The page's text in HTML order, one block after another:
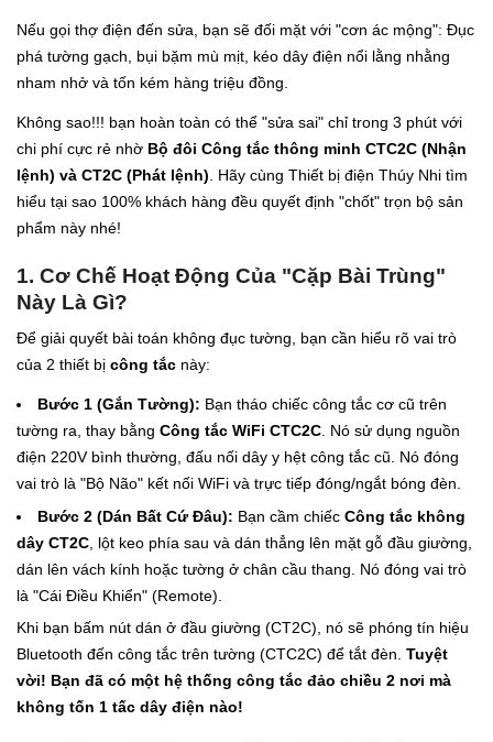
Nếu gọi thợ điện đến sửa, bạn sẽ đối mặt với "cơn ác mộng": Đục
phá tường gạch, bụi bặm mù mịt, kéo dây điện nổi lằng nhằng
nham nhở và tốn kém hàng triệu đồng.
Không sao!!! bạn hoàn toàn có thể "sửa sai" chỉ trong 3 phút với
chi phí cực rẻ nhờ Bộ đôi Công tắc thông minh CTC2C (Nhận
lệnh) và CT2C (Phát lệnh) . Hãy cùng Thiết bị điện Thúy Nhi tìm
hiểu tại sao 100% khách hàng đều quyết định "chốt" trọn bộ sản
phẩm này nhé!
1. Cơ Chế Hoạt Động Của "Cặp Bài Trùng"
Này Là Gì?
Để giải quyết bài toán không đục tường, bạn cần hiểu rõ vai trò
của 2 thiết bị công tắc này:
Bước 1 (Gắn Tường): Bạn tháo chiếc công tắc cơ cũ trên
tường ra, thay bằng Công tắc WiFi CTC2C . Nó sử dụng nguồn
điện 220V bình thường, đấu nối dây y hệt công tắc cũ. Nó đóng
vai trò là "Bộ Não" kết nối WiFi và trực tiếp đóng/ngắt bóng đèn.
Bước 2 (Dán Bất Cứ Đâu): Bạn cầm chiếc Công tắc không
dây CT2C , lột keo phía sau và dán thẳng lên mặt gỗ đầu giường,
dán lên vách kính hoặc tường ở chân cầu thang. Nó đóng vai trò
là "Cái Điều Khiển" (Remote).
Khi bạn bấm nút dán ở đầu giường (CT2C), nó sẽ phóng tín hiệu
Bluetooth đến công tắc trên tường (CTC2C) để tắt đèn. Tuyệt
vời! Bạn đã có một hệ thống công tắc đảo chiều 2 nơi mà
không tốn 1 tấc dây điện nào!